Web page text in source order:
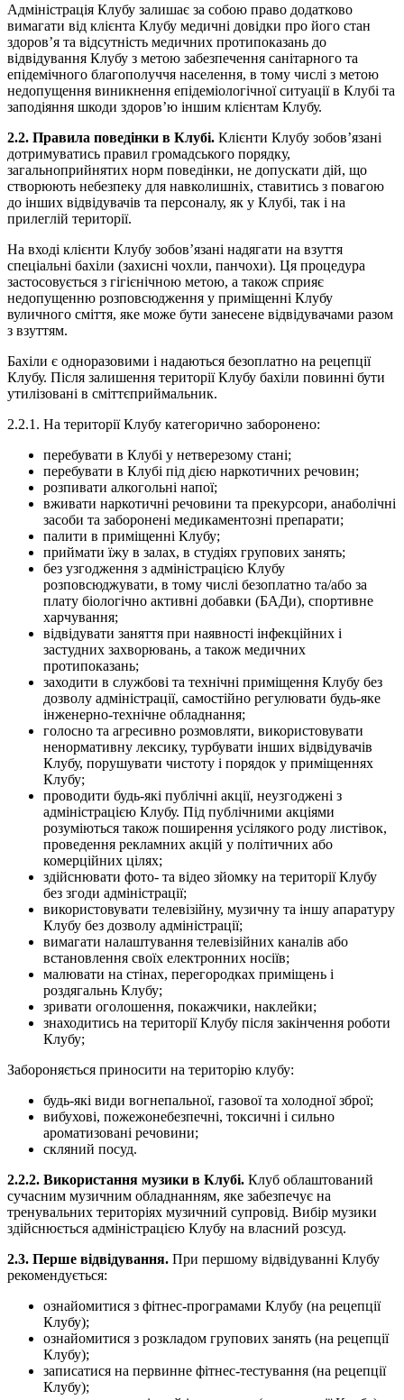
Адміністрація Клубу залишає за собою право додатково
вимагати від клієнта Клубу медичні довідки про його стан
здоров’я та відсутність медичних протипоказань до
відвідування Клубу з метою забезпечення санітарного та
епідемічного благополуччя населення, в тому числі з метою
недопущення виникнення епідеміологічної ситуації в Клубі та
заподіяння шкоди здоров’ю іншим клієнтам Клубу.
2.2. Правила поведінки в Клубі. Клієнти Клубу зобов’язані
дотримуватись правил громадського порядку,
загальноприйнятих норм поведінки, не допускати дій, що
створюють небезпеку для навколишніх, ставитись з повагою
до інших відвідувачів та персоналу, як у Клубі, так і на
прилеглій території.
На вході клієнти Клубу зобов’язані надягати на взуття
спеціальні бахіли (захисні чохли, панчохи). Ця процедура
застосовується з гігієнічною метою, а також сприяє
недопущенню розповсюдження у приміщенні Клубу
вуличного сміття, яке може бути занесене відвідувачами разом
з взуттям.
Бахіли є одноразовими і надаються безоплатно на рецепції
Клубу. Після залишення території Клубу бахіли повинні бути
утилізовані в сміттєприймальник.
2.2.1. На території Клубу категорично заборонено:
перебувати в Клубі у нетверезому стані;
перебувати в Клубі під дією наркотичних речовин;
розпивати алкогольні напої;
вживати наркотичні речовини та прекурсори, анаболічні
засоби та заборонені медикаментозні препарати;
палити в приміщенні Клубу;
приймати їжу в залах, в студіях групових занять;
без узгодження з адміністрацією Клубу
розповсюджувати, в тому числі безоплатно та/або за
плату біологічно активні добавки (БАДи), спортивне
харчування;
відвідувати заняття при наявності інфекційних і
застудних захворювань, а також медичних
протипоказань;
заходити в службові та технічні приміщення Клубу без
дозволу адміністрації, самостійно регулювати будь-яке
інженерно-технічне обладнання;
голосно та агресивно розмовляти, використовувати
ненормативну лексику, турбувати інших відвідувачів
Клубу, порушувати чистоту і порядок у приміщеннях
Клубу;
проводити будь-які публічні акції, неузгоджені з
адміністрацією Клубу. Під публічними акціями
розуміються також поширення усілякого роду листівок,
проведення рекламних акцій у політичних або
комерційних цілях;
здійснювати фото- та відео зйомку на території Клубу
без згоди адміністрації;
використовувати телевізійну, музичну та іншу апаратуру
Клубу без дозволу адміністрації;
вимагати налаштування телевізійних каналів або
встановлення своїх електронних носіїв;
малювати на стінах, перегородках приміщень і
роздягальнь Клубу;
зривати оголошення, покажчики, наклейки;
знаходитись на території Клубу після закінчення роботи
Клубу;
Забороняється приносити на територію клубу:
будь-які види вогнепальної, газової та холодної зброї;
вибухові, пожежонебезпечні, токсичні і сильно
ароматизовані речовини;
скляний посуд.
2.2.2. Використання музики в Клубі. Клуб облаштований
сучасним музичним обладнанням, яке забезпечує на
тренувальних територіях музичний супровід. Вибір музики
здійснюється адміністрацією Клубу на власний розсуд.
2.3. Перше відвідування. При першому відвідуванні Клубу
рекомендується:
ознайомитися з фітнес-програмами Клубу (на рецепції
Клубу);
ознайомитися з розкладом групових занять (на рецепції
Клубу);
записатися на первинне фітнес-тестування (на рецепції
Клубу);